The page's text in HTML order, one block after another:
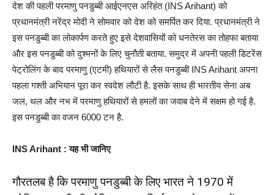
देश की पहली परमाणु पनडुब्बी आईएनएस अरिहंत (INS Arihant) को
प्रधानमंत्री नरेंद्र मोदी ने सोमवार को देश को समर्पित कर दिया. प्रधानमंत्री ने
इस पनडुब्बी का लोकार्पण करते हुए इसे देशवासियों को धनतेरस का तोहफा बताया
और इस पनडुब्बी को दुश्मनों के लिए चुनौती बताया. समुद्र में अपनी पहली डिटरेंस
पेट्रोलिंग के बाद परमाणु (एटमी) हथियारों से लैस पनडुब्बी INS Arihant अपना
पहला गश्ती अभियान पूरा कर स्वदेश लौटी है. इसके साथ ही भारतीय सेना अब
जल, थल और नभ में परमाणु हथियारों से हमलों का जवाब देने में सक्षम हो गई है.
इस पनडुब्बी का वजन 6000 टन है.
INS Arihant : यह भी जानिए
गौरतलब है कि परमाणु पनडुब्बी के लिए भारत ने 1970 में